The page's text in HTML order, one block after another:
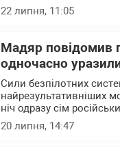
22 липня, 11:05
Мадяр повідомив
одночасно
Сили безпілотних
найрезультативніших
ніч одразу сім
20 липня, 14:47